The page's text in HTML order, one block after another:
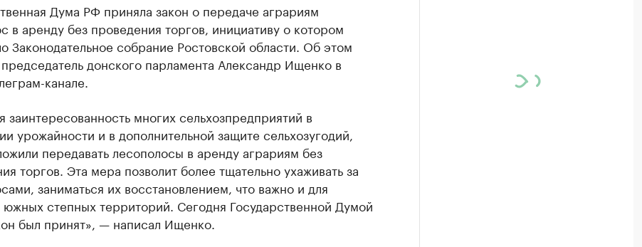
Дума РФ приняла закон о передаче аграриям
в аренду без проведения торгов, инициативу о котором
Законодательное собрание Ростовской области. Об этом
донского парламента Александр Ищенко в
канале.
заинтересованность многих сельхозпредприятий в
урожайности и в дополнительной защите сельхозугодий,
передавать лесополосы в аренду аграриям без
торгов. Эта мера позволит более тщательно ухаживать за
заниматься их восстановлением, что важно и для
южных степных территорий. Сегодня Государственной Думой
был принят», — написал Ищенко.